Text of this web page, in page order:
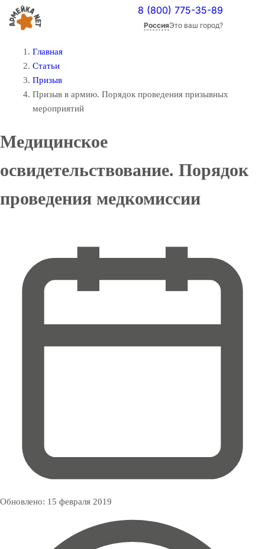
8 (800) 775-35-89
РоссияЭто ваш город?
Главная
Статьи
Призыв
Призыв в армию. Порядок проведения призывных
мероприятий
Медицинское
освидетельствование. Порядок
проведения медкомиссии
Обновлено: 15 февраля 2019